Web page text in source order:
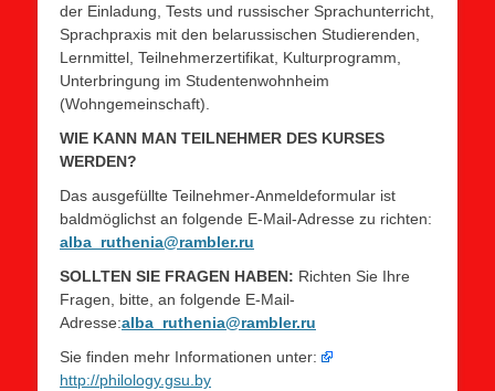
der Einladung, Tests und russischer Sprachunterricht,
Sprachpraxis mit den belarussischen Studierenden,
Lernmittel, Teilnehmerzertifikat, Kulturprogramm,
Unterbringung im Studentenwohnheim
(Wohngemeinschaft).
WIE KANN MAN TEILNEHMER DES KURSES
WERDEN?
Das ausgefüllte Teilnehmer-Anmeldeformular ist
baldmöglichst an folgende E-Mail-Adresse zu richten:
alba_ruthenia@rambler.ru
SOLLTEN SIE FRAGEN HABEN: Richten Sie Ihre
Fragen, bitte, an folgende E-Mail-
Adresse:alba_ruthenia@rambler.ru
Sie finden mehr Informationen unter:
http://philology.gsu.by